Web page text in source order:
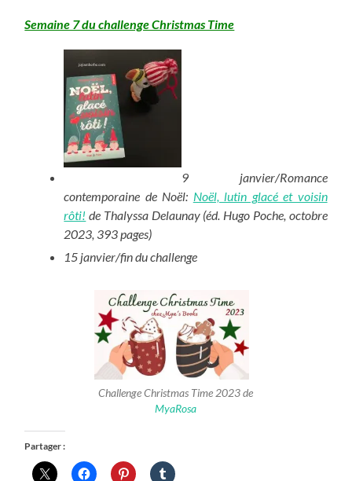
Semaine 7 du challenge Christmas Time
9 janvier/Romance
contemporaine de Noël: Noël, lutin glacé et voisin
rôti! de Thalyssa Delaunay (éd. Hugo Poche, octobre
2023, 393 pages)
15 janvier/fin du challenge
Challenge Christmas Time 2023 de
MyaRosa
Partager :